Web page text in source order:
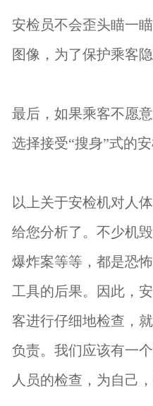
安检员不会歪头瞄一
图像，为了保护乘客
最后，如果乘客不愿
选择接受“搜身”式的安
以上关于安检机对人
给您分析了。不少机
爆炸案等等，都是恐
工具的后果。因此，
客进行仔细地检查，
负责。我们应该有一
人员的检查，为自己，